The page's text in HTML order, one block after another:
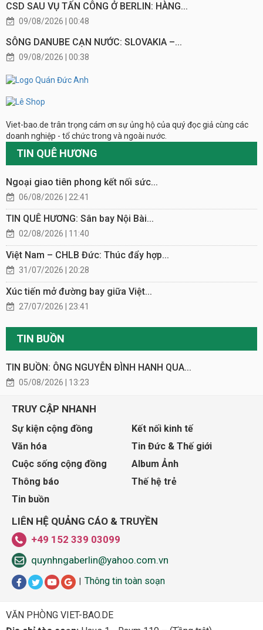
CSD SAU VỤ TẤN CÔNG Ở BERLIN: HÀNG...
09/08/2026 | 00:48
SÔNG DANUBE CẠN NƯỚC: SLOVAKIA –...
09/08/2026 | 00:38
Viet-bao.de trân trọng cám ơn sự ủng hộ của quý đọc giả cùng các
doanh nghiệp - tổ chức trong và ngoài nước.
TIN QUÊ HƯƠNG
Ngoại giao tiên phong kết nối sức...
06/08/2026 | 22:41
TIN QUÊ HƯƠNG: Sân bay Nội Bài...
02/08/2026 | 11:40
Việt Nam – CHLB Đức: Thúc đẩy hợp...
31/07/2026 | 20:28
Xúc tiến mở đường bay giữa Việt...
27/07/2026 | 23:41
TIN BUỒN
TIN BUỒN: ÔNG NGUYỄN ĐÌNH HANH QUA...
05/08/2026 | 13:23
TRUY CẬP NHANH
Sự kiện cộng đồng
Kết nối kinh tế
Văn hóa
Tin Đức & Thế giới
Cuộc sống cộng đồng
Album Ảnh
Thông báo
Thế hệ trẻ
Tin buồn
LIÊN HỆ QUẢNG CÁO & TRUYỀN
+49 152 339 03099
quynhngaberlin@yahoo.com.vn
Thông tin toàn soạn
VĂN PHÒNG VIET-BAO.DE